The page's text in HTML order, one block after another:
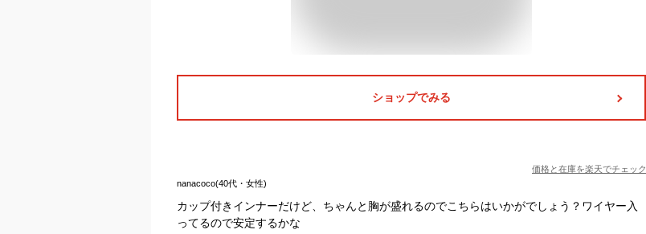
ショップでみる
価格と在庫を楽天でチェック
nanacoco(40代・女性)
カップ付きインナーだけど、ちゃんと胸が盛れるのでこちらはいかがでしょう？ワイヤー入
ってるので安定するかな